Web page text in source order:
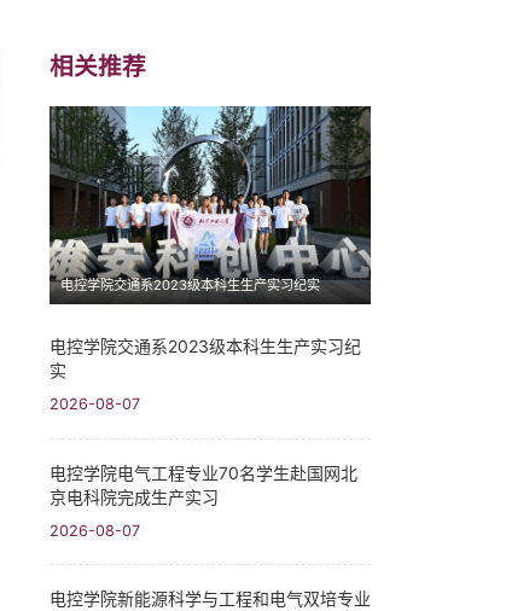
相关推荐
电控学院交通系2023级本科生生产实习纪实
电控学院交通系2023级本科生生产实习纪
实
2026-08-07
电控学院电气工程专业70名学生赴国网北
京电科院完成生产实习
2026-08-07
电控学院新能源科学与工程和电气双培专业